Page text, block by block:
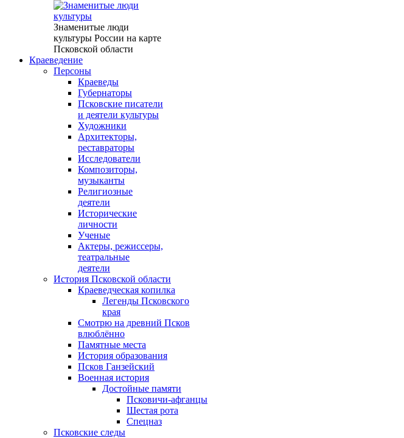
Знаменитые люди
культуры России на карте
Псковской области
Краеведение
Персоны
Краеведы
Губернаторы
Псковские писатели
и деятели культуры
Художники
Архитекторы,
реставраторы
Исследователи
Композиторы,
музыканты
Религиозные
деятели
Исторические
личности
Ученые
Актеры, режиссеры,
театральные
деятели
История Псковской области
Краеведческая копилка
Легенды Псковского
края
Смотрю на древний Псков
влюблённо
Памятные места
История образования
Псков Ганзейский
Военная история
Достойные памяти
Псковичи-афганцы
Шестая рота
Спецназ
Псковские следы